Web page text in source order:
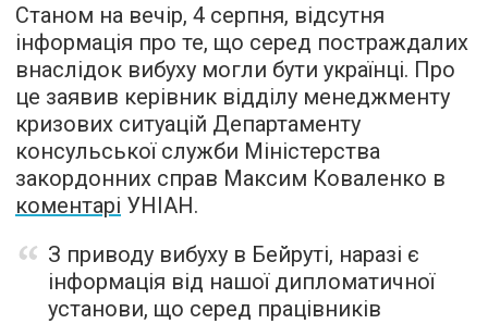
Станом на вечір, 4 серпня, відсутня
інформація про те, що серед постраждалих
внаслідок вибуху могли бути українці. Про
це заявив керівник відділу менеджменту
кризових ситуацій Департаменту
консульської служби Міністерства
закордонних справ Максим Коваленко в
коментарі УНІАН.
З приводу вибуху в Бейруті, наразі є
інформація від нашої дипломатичної
установи, що серед працівників